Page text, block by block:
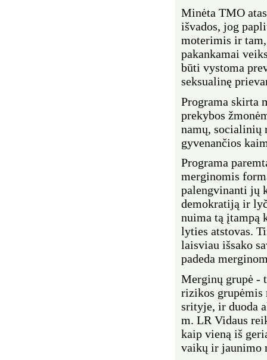
Minėta TMO
išvados, jog
moterimis ir tam,
pakankamai
būti vystoma
seksualinę
Programa skirta
prekybos
namų, socialinių
gyvenančios
Programa
merginomis
palengvinanti jų
demokratiją ir
nuima tą įtampą
lyties atstovas.
laisviau išsako
padeda
Merginų grupė -
rizikos grupėmis
srityje, ir duoda
m. LR Vidaus
kaip vieną iš
vaikų ir jaunimo